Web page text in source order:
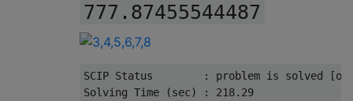
777.87455544487
SCIP Status : problem is solved [
Solving Time (sec) :
218.29